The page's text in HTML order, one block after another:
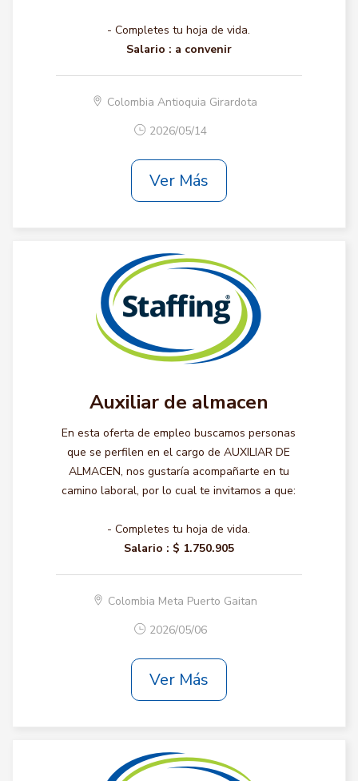
- Completes tu hoja de vida.
Salario : a convenir
Colombia Antioquia Girardota
2026/05/14
Ver Más
Auxiliar de almacen
En esta oferta de empleo buscamos personas
que se perfilen en el cargo de AUXILIAR DE
ALMACEN, nos gustaría acompañarte en tu
camino laboral, por lo cual te invitamos a que:
- Completes tu hoja de vida.
Salario : $ 1.750.905
Colombia Meta Puerto Gaitan
2026/05/06
Ver Más